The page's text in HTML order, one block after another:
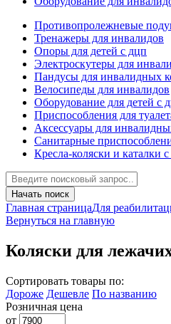
Противопролежневые
Тренажеры для инвалидов
Опоры для детей с дцп
Электроскутеры для
Пандусы для инвалидных
Велосипеды для инвалидов
Оборудование для детей с
Приспособления для
Аксессуары для
Санитарные
Кресла-коляски и каталки
Начать поиск
Главная страницаДля
Вернуться на главную
Коляски для
Сортировать товары по:
Дороже Дешевле По названию
Розничная цена
от